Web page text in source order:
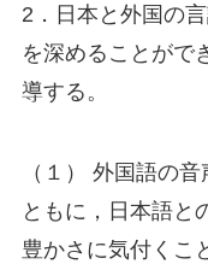
2．日本と外国の
を深めることがで
導する。
（１） 外国語の
ともに，日本語と
豊かさに気付くこ